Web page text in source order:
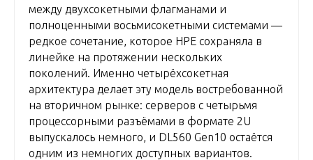
между двухсокетными флагманами и
полноценными восьмисокетными системами —
редкое сочетание, которое HPE сохраняла в
линейке на протяжении нескольких
поколений. Именно четырёхсокетная
архитектура делает эту модель востребованной
на вторичном рынке: серверов с четырьмя
процессорными разъёмами в формате 2U
выпускалось немного, и DL560 Gen10 остаётся
одним из немногих доступных вариантов.